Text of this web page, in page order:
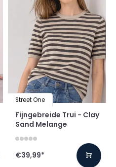
Street One
Fijngebreide Trui - Clay
Sand Melange
€39,99*